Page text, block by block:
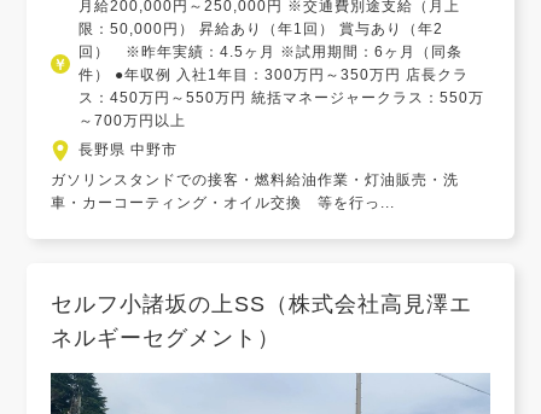
月給200,000円～250,000円 ※交通費別途支給（月上
限：50,000円） 昇給あり（年1回） 賞与あり（年2
回） ※昨年実績：4.5ヶ月 ※試用期間：6ヶ月（同条
件） ●年収例 入社1年目：300万円～350万円 店長クラ
ス：450万円～550万円 統括マネージャークラス：550万
～700万円以上
長野県 中野市
ガソリンスタンドでの接客・燃料給油作業・灯油販売・洗
車・カーコーティング・オイル交換 等を行っ...
セルフ小諸坂の上SS（株式会社高見澤エ
ネルギーセグメント）